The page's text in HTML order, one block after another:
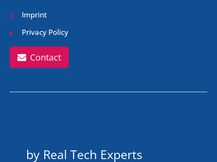
Imprint
Privacy Policy
Contact
by Real Tech Experts